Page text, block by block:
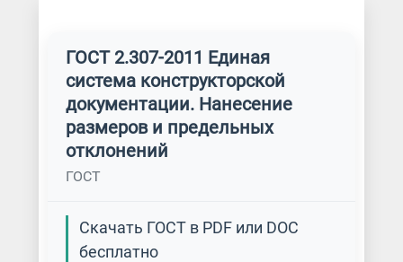
ГОСТ 2.307-2011 Единая
система конструкторской
документации. Нанесение
размеров и предельных
отклонений
ГОСТ
Скачать ГОСТ в PDF или DOC
бесплатно